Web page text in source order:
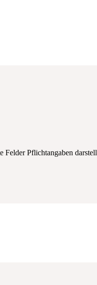
Felder Pflichtangaben